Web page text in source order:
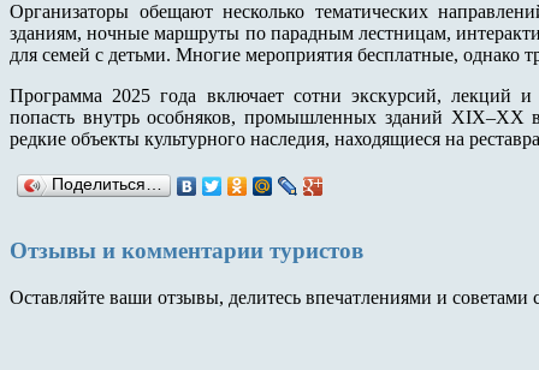
Организаторы обещают несколько тематических
зданиям, ночные маршруты по парадным лестницам,
для семей с детьми. Многие мероприятия бесплатные, однако
Программа 2025 года включает сотни экскурсий, лекций
попасть внутрь особняков, промышленных зданий XIX–XX
редкие объекты культурного наследия, находящиеся на
Поделиться…
Отзывы и комментарии туристов
Оставляйте ваши отзывы, делитесь впечатлениями и советами